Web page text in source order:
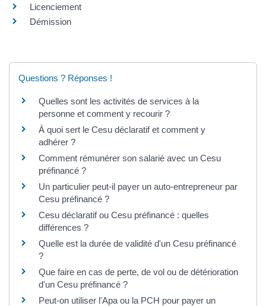
Licenciement
Démission
Questions ? Réponses !
Quelles sont les activités de services à la
personne et comment y recourir ?
À quoi sert le Cesu déclaratif et comment y
adhérer ?
Comment rémunérer son salarié avec un Cesu
préfinancé ?
Un particulier peut-il payer un auto-entrepreneur par
Cesu préfinancé ?
Cesu déclaratif ou Cesu préfinancé : quelles
différences ?
Quelle est la durée de validité d'un Cesu préfinancé
?
Que faire en cas de perte, de vol ou de détérioration
d'un Cesu préfinancé ?
Peut-on utiliser l'Apa ou la PCH pour payer un